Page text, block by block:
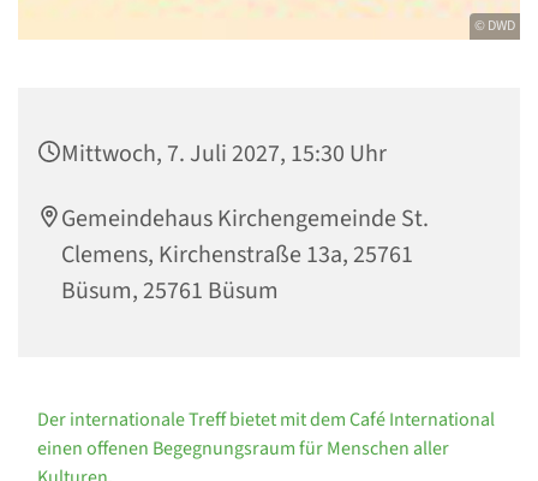
© DWD
Mittwoch, 7. Juli 2027, 15:30 Uhr
Gemeindehaus Kirchengemeinde St.
Clemens, Kirchenstraße 13a, 25761
Büsum, 25761 Büsum
Der internationale Treff bietet mit dem Café International
einen offenen Begegnungsraum für Menschen aller